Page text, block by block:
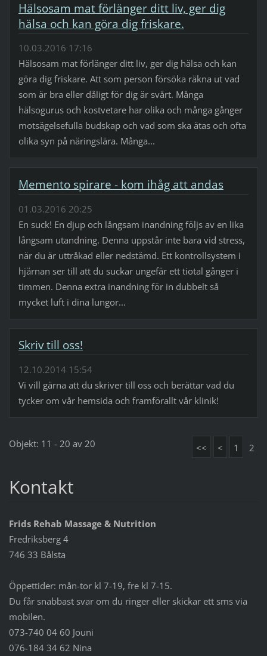
Hälsosam mat förlänger ditt liv, ger dig
hälsa och kan göra dig friskare.
10.03.2016 17:16
Hälsosam mat förlänger ditt liv, ger dig hälsa och kan
göra dig friskare. Att som person försöka räkna ut vad
som är bra eller dåligt för dig är svårt. Många
hälsogurus och kostvetare har olika och många gånger
motsägelsefulla budskap och vad som ska ätas och ofta
olika syn på näringslära. Många...
Memento spirare - kom ihåg att andas
01.03.2016 20:25
En suck! En djup och långsam inandning följs av en lika
långsam utandning. Denna uppstår inte bara vid stress,
när du är uttråkad eller nedstämd. Ett kontrollsystem i
hjärnan ser till att du suckar ungefär ett tiotal gånger i
timmen. Denna extra inandning för in dubbelt så
mycket luft i dina lungor...
Skriv till oss!
12.10.2014 15:54
Vi vill gärna att du skriver till oss och berättar vad du
tycker om vår hemsida och framförallt vår klinik!
Objekt: 11 - 20 av 20 << < 1 2
Kontakt
Frids Rehab Massage & Nutrition
Fredriksberg 4
746 33 Bålsta
Öppettider: mån-tor kl 7-19, fre kl 7-15.
Du får snabbast svar om du ringer eller skickar ett sms via
mobilen.
073-740 04 60 Jouni
076-184 34 62 Nina